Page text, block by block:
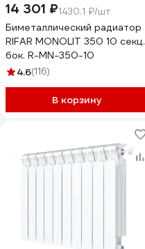
14 301 ₽1430.1 ₽/шт
Биметаллический радиатор
RIFAR MONOLIT 350 10 секц.
бок. R-MN-350-10
4.6(116)
В корзину